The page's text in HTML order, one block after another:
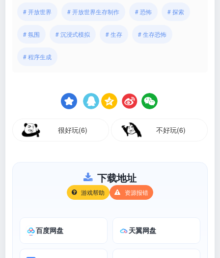
# 开放世界 # 开放世界生存制作 # 恐怖 # 探索
# 氛围 # 沉浸式模拟 # 生存 # 生存恐怖
# 程序生成
很好玩(6) 不好玩(6)
下载地址
游戏帮助 资源报错
百度网盘 天翼网盘